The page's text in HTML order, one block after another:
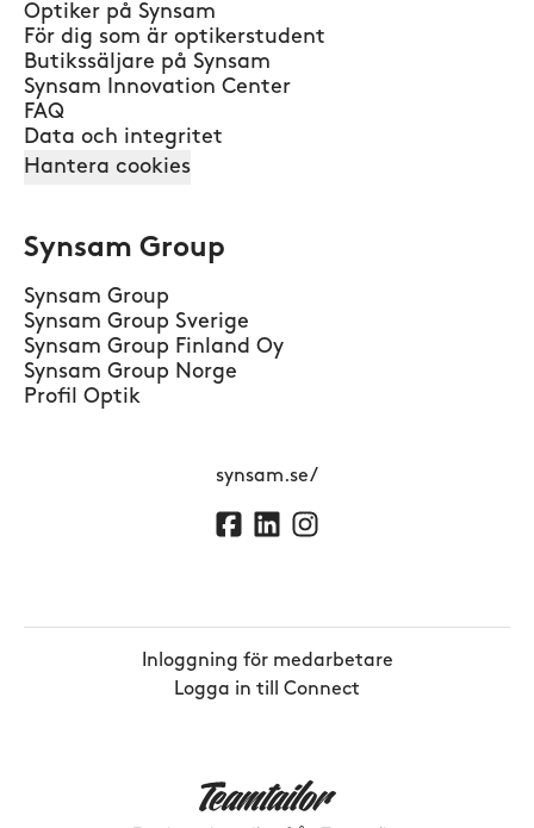
Optiker på Synsam
För dig som är optikerstudent
Butikssäljare på Synsam
Synsam Innovation Center
FAQ
Data och integritet
Hantera cookies
Synsam Group
Synsam Group
Synsam Group Sverige
Synsam Group Finland Oy
Synsam Group Norge
Profil Optik
synsam.se/
Inloggning för medarbetare
Logga in till Connect